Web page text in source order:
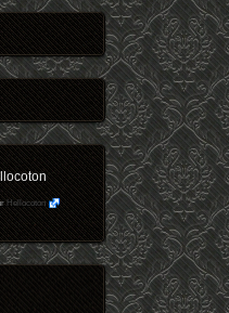
Hellocoton